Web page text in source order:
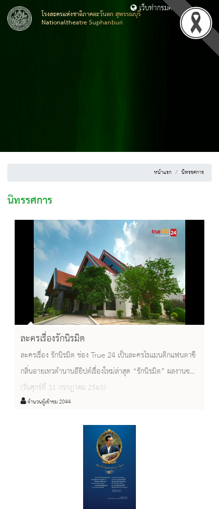
โรงละครแห่งชาติภาคตะวันตก สุพรรณบุรี
Nationaltheatre Suphanburi
เว็บท่ากรมศิลปากร
หน้าแรก นิทรรศการ
นิทรรศการ
ละครเรื่องรักนิรมิต
ละครเรื่อง รักนิรมิต ช่อง True 24 เป็นละครโรแมนติกแฟนตาซี
กลิ่นอายเทวตำนานอียิปต์เรื่องใหม่ล่าสุด “รักนิรมิต” ผลงานของ
ผู้จัดและผู้กำกับคนเก่ง ต้อ-มารุต สาโรวาท โดยเนื้อเรื่องดัดแปลง
จากโอเปร่าโด่งดังเรื่อง “ไอด้า” ความรักของแม่ทัพอิยิปต์ราดาเม
นำมาขยายไอเดียต่อว่า ถ้าราดาเมซและไอด้ากลับชาติมาเกิดใหม่
โดยมีเอมมิริส เจ้าหญิงคู่รักของราดาเมซซึ่งยังอาฆาตแค้น และ
สาบานว่าจะตามหาทั้งคู่ให้พบ เพื่อเปลี่ยนแปลงคำพิพากษาใหม่
ให้เธอกับราดาเมซได้ครองคู่กัน จะเกิดอะไรขึ้น โดยได้พระนาง
น้องใหม่เพชร โบราณินทร์ มาประกบคู่กันเป็นครั้งแรกกับ อลิสา
(วันศุกร์ที่ 31 กรกฎาคม 2563)
จำนวนผู้เข้าชม 2044